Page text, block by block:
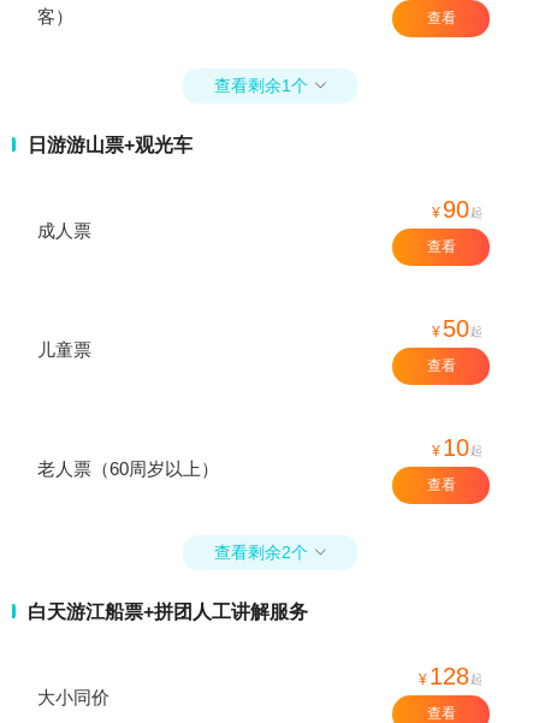
客）
查看
查看剩余1个 
日游游山票+观光车
成人票
¥ 90起
查看
儿童票
¥ 50起
查看
老人票（60周岁以上）
¥ 10起
查看
查看剩余2个 
白天游江船票+拼团人工讲解服务
大小同价
¥ 128起
查看